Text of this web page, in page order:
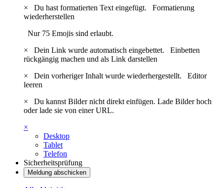
×
Du hast formatierten Text eingefügt. Formatierung
wiederherstellen
Nur 75 Emojis sind erlaubt.
×
Dein Link wurde automatisch eingebettet. Einbetten
rückgängig machen und als Link darstellen
×
Dein vorheriger Inhalt wurde wiederhergestellt. Editor
leeren
×
Du kannst Bilder nicht direkt einfügen. Lade Bilder hoch
oder lade sie von einer URL.
×
Desktop
Tablet
Telefon
Sicherheitsprüfung
Meldung abschicken